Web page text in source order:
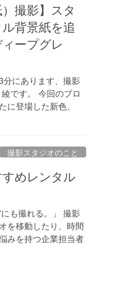
撮影】スタ
背景紙を追
ープグレ
分にあります、撮影
です。 今回のブロ
登場した新色、
撮影スタジオのこと
めレンタル
も撮れる。」 撮影
を移動したり、時間
みを持つ企業担当者